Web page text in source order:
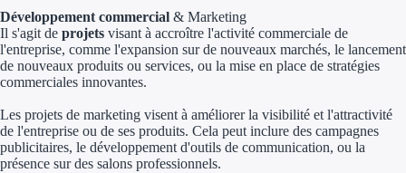
Concours
Réduction des
Investir dans
Développement commercial & Marketing
Il s'agit de projets visant à accroître l'activité commerciale de
l'entreprise, comme l'expansion sur de nouveaux marchés, le lancement
de nouveaux produits ou services, ou la mise en place de stratégies
commerciales innovantes.
Les projets de marketing visent à améliorer la visibilité et l'attractivité
de l'entreprise ou de ses produits. Cela peut inclure des campagnes
publicitaires, le développement d'outils de communication, ou la
présence sur des salons professionnels.